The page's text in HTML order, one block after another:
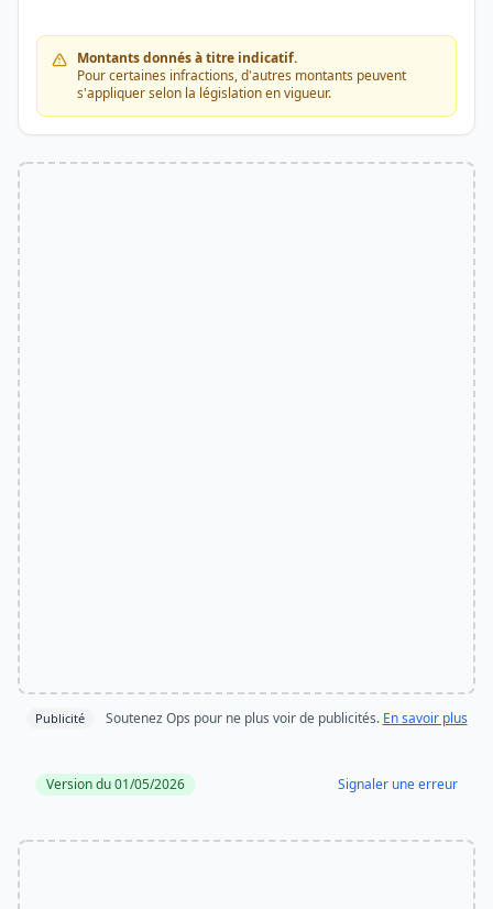
Montants donnés à titre indicatif.
Pour certaines infractions, d'autres montants peuvent
s'appliquer selon la législation en vigueur.
Publicité Soutenez Ops pour ne plus voir de publicités. En savoir plus
Version du 01/05/2026 Signaler une erreur